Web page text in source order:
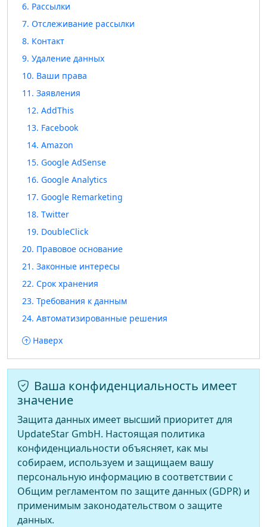
Ваша конфиденциальность имеет
значение
Защита данных имеет высший приоритет для
UpdateStar GmbH. Настоящая политика
конфиденциальности объясняет, как мы
собираем, используем и защищаем вашу
персональную информацию в соответствии с
Общим регламентом по защите данных (GDPR) и
применимым законодательством о защите
данных.
6. Рассылки
7. Отслеживание рассылки
8. Контакт
9. Удаление данных
10. Ваши права
11. Заявления
12. AddThis
13. Facebook
14. Amazon
15. Google AdSense
16. Google Analytics
17. Google Remarketing
18. Twitter
19. DoubleClick
20. Правовое основание
21. Законные интересы
22. Срок хранения
23. Требования к данным
24. Автоматизированные решения
Наверх